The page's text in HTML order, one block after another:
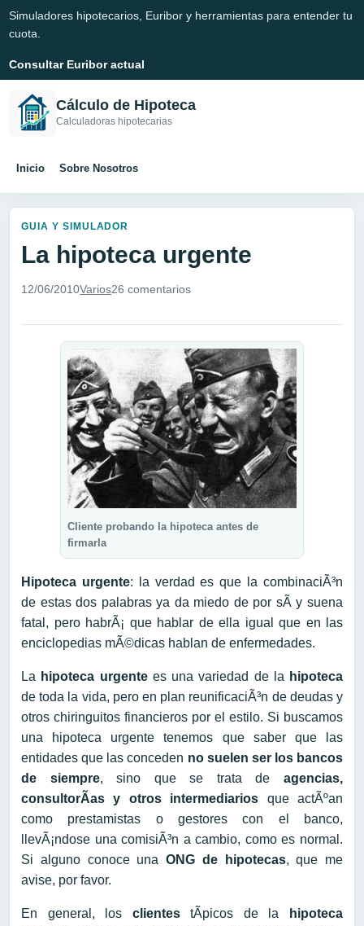
Simuladores hipotecarios, Euribor y herramientas para entender tu
cuota.
Consultar Euribor actual
Cálculo de Hipoteca
Calculadoras hipotecarias
Inicio Sobre Nosotros
GUIA Y SIMULADOR
La hipoteca urgente
12/06/2010Varios26 comentarios
Cliente probando la hipoteca antes de
firmarla
Hipoteca urgente: la verdad es que la combinaciÃ³n
de estas dos palabras ya da miedo de por sÃ­ y suena
fatal, pero habrÃ¡ que hablar de ella igual que en las
enciclopedias mÃ©dicas hablan de enfermedades.
La hipoteca urgentees una variedad de la hipoteca
de toda la vida, pero en plan reunificaciÃ³n de deudas y
otros chiringuitos financieros por el estilo. Si buscamos
una hipoteca urgente tenemos que saber que las
entidades que las conceden no suelen ser los bancos
de siempre, sino que se trata deagencias,
consultorÃ­as y otros intermediarios que actÃºan
como prestamistas o gestores con el banco,
llevÃ¡ndose una comisiÃ³n a cambio, como es normal.
Si alguno conoce una ONG de hipotecas, que me
avise, por favor.
En general, los clientestÃ­picos de la
hipoteca